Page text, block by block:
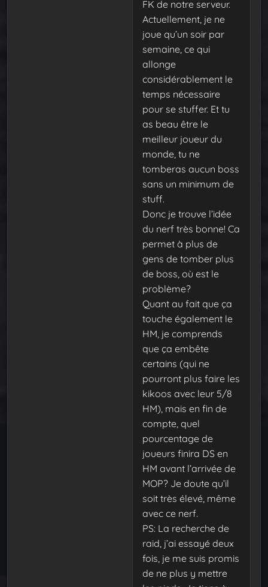
FK de notre serveur.
Actuellement, je ne
joue qu’un soir par
semaine, ce qui
allonge
considérablement le
temps nécessaire
pour se stuffer. Et tu
as beau être le
meilleur joueur du
monde, tu ne
tomberas aucun boss
sans un minimum de
stuff.
Donc je trouve l’idée
du nerf très bonne! Ca
permet à plus de
gens de tomber plus
de boss, où est le
problème?
Quant au fait que ça
touche également le
HM, je comprends
que ça embête
certains (qui ne
pourront plus faire les
kikoos avec leur 5/8
HM), mais en fin de
compte, quel
pourcentage de
joueurs finira DS en
HM avant l’arrivée de
MOP? Je doute qu’il
soit très élevé, même
avec ce nerf.
PS: La recherche de
raid, j’ai essayé deux
fois, je me suis promis
de ne plus y mettre